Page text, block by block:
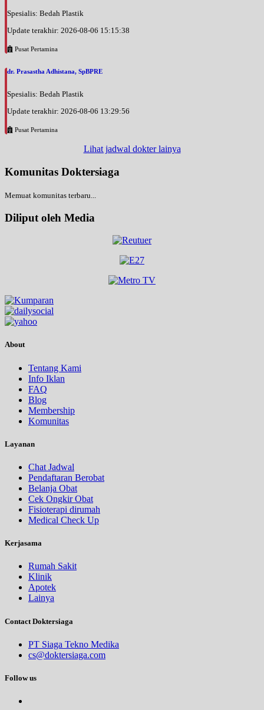
Spesialis: Bedah Plastik
Update terakhir: 2026-08-06 15:15:38
Pusat Pertamina
dr. Prasastha Adhistana, SpBPRE
Spesialis: Bedah Plastik
Update terakhir: 2026-08-06 13:29:56
Pusat Pertamina
Lihat jadwal dokter lainya
Komunitas Doktersiaga
Memuat komunitas terbaru...
Diliput oleh Media
About
Tentang Kami
Info Iklan
FAQ
Blog
Membership
Komunitas
Layanan
Chat Jadwal
Pendaftaran Berobat
Belanja Obat
Cek Ongkir Obat
Fisioterapi dirumah
Medical Check Up
Kerjasama
Rumah Sakit
Klinik
Apotek
Lainya
Contact Doktersiaga
PT Siaga Tekno Medika
cs@doktersiaga.com
Follow us